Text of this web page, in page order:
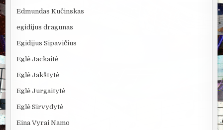
Edmundas Kučinskas
egidijus dragunas
Egidijus Sipavičius
Eglė Jackaitė
Eglė Jakštytė
Eglė Jurgaitytė
Eglė Sirvydytė
Eina Vyrai Namo